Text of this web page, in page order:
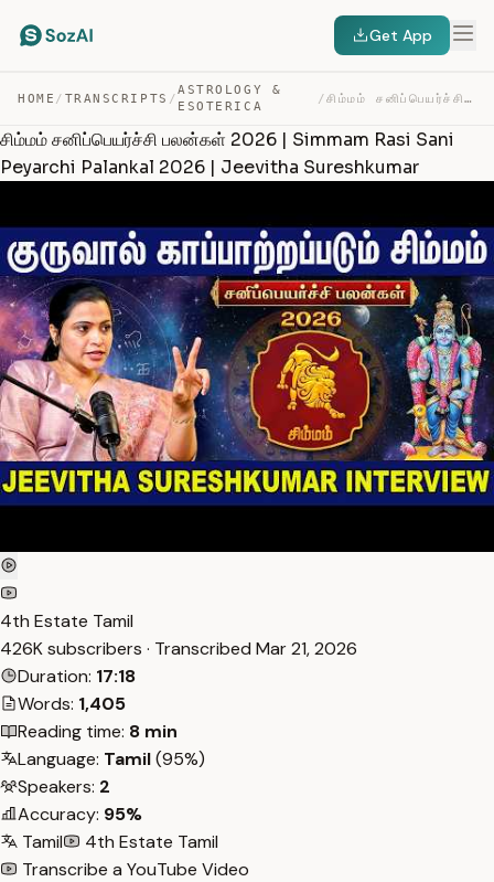
Get App
HOME / TRANSCRIPTS /
ASTROLOGY &
ESOTERICA
/ சிம்மம் சனிப்பெயர்ச்சி பலன்கள் 2026 | SIMMAM RASI SANI … — TRANSCRIPT
சிம்மம் சனிப்பெயர்ச்சி பலன்கள் 2026 | Simmam Rasi Sani
Peyarchi Palankal 2026 | Jeevitha Sureshkumar
4th Estate Tamil
426K subscribers · Transcribed Mar 21, 2026
Duration: 17:18
Words: 1,405
Reading time: 8 min
Language: Tamil(95%)
Speakers: 2
Accuracy: 95%
Tamil
4th Estate Tamil
Transcribe a YouTube Video